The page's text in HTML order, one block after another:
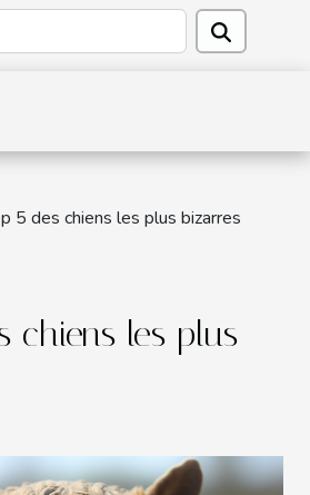
5 des chiens les plus bizarres
chiens les plus